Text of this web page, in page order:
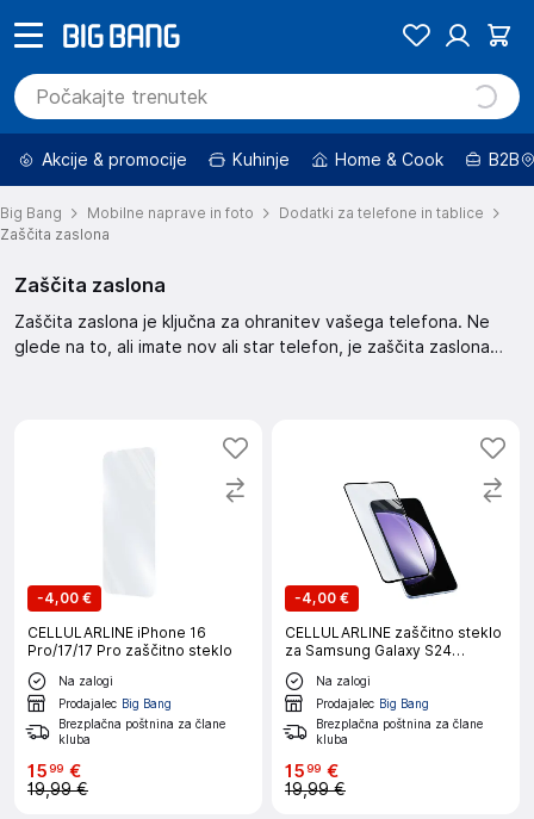
Akcije & promocije Kuhinje Home & Cook B2B
Big Bang Mobilne naprave in foto
Dodatki za telefone in tablice
Zaščita zaslona
Zaščita zaslona
Zaščita zaslona je ključna za ohranitev vašega telefona. Ne
glede na to, ali imate nov ali star telefon, je zaščita zaslona
-4,00 €
CELLULARLINE iPhone 16
Pro/17/17 Pro zaščitno steklo
Na zalogi
Prodajalec Big Bang
Brezplačna poštnina za člane
kluba
1599 €
19,99 €
-4,00 €
CELLULARLINE zaščitno steklo
za Samsung Galaxy S24
FE/A36/A56
Na zalogi
Prodajalec Big Bang
Brezplačna poštnina za člane
kluba
1599 €
19,99 €